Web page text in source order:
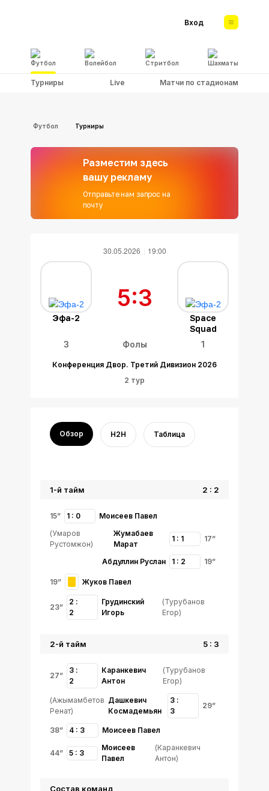
Футбол Волейбол Стритбол Шахматы
Вход
Турниры Live Матчи по стадионам
Футбол Турниры
Разместим здесь
вашу рекламу
Отправьте нам запрос на
почту
30.05.2026 19:00
Эфа-2
Space
Squad
5:3
Конференция Двор. Третий Дивизион 2026
2 тур
Фолы
3 1
Обзор H2H Таблица
15” 1 : 0 Моисеев Павел
17”
1 : 1
Жумабаев
Марат
(Умаров
Рустомжон)
19”
1 : 2
Абдуллин Руслан
19” Жуков Павел
23”
2 :
2
Грудинский
Игорь
(Турубанов
Егор)
1-й тайм 2 : 2
27”
3 :
2
Каранкевич
Антон
(Турубанов
Егор)
29”
3 :
3
Дашкевич
Космадемьян
(Ажымамбетов
Ренат)
38” 4 : 3 Моисеев Павел
44” 5 : 3
Моисеев
Павел
(Каранкевич
Антон)
2-й тайм 5 : 3
Состав команд